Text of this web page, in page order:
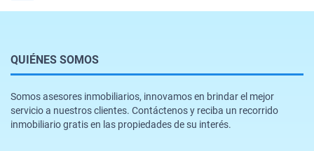
QUIÉNES SOMOS
Somos asesores inmobiliarios, innovamos en brindar el mejor
servicio a nuestros clientes. Contáctenos y reciba un recorrido
inmobiliario gratis en las propiedades de su interés.